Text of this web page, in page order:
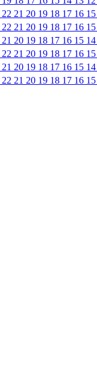
22 21 20 19 18 17 16
22 21 20 19 18 17 16
21 20 19 18 17 16 15
22 21 20 19 18 17 16
21 20 19 18 17 16 15
22 21 20 19 18 17 16